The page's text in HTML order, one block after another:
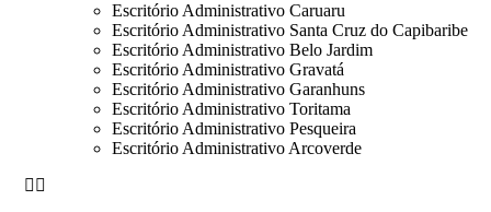
Escritório Administrativo Caruaru
Escritório Administrativo Santa Cruz do Capibaribe
Escritório Administrativo Belo Jardim
Escritório Administrativo Gravatá
Escritório Administrativo Garanhuns
Escritório Administrativo Toritama
Escritório Administrativo Pesqueira
Escritório Administrativo Arcoverde